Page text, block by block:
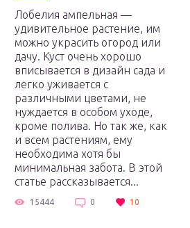
Лобелия ампельная —
удивительное растение, им
можно украсить огород или
дачу. Куст очень хорошо
вписывается в дизайн сада и
легко уживается с
различными цветами, не
нуждается в особом уходе,
кроме полива. Но так же, как
и всем растениям, ему
необходима хотя бы
минимальная забота. В этой
статье рассказывается...
15444 0 10